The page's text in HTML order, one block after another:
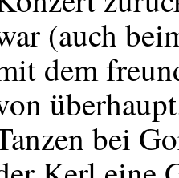
(auch
dem
bei